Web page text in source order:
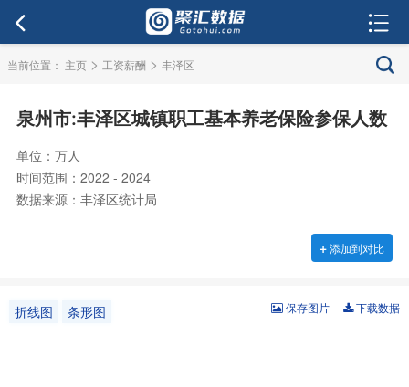
当前位置： 主页 > 工资薪酬 > 丰泽区
泉州市:丰泽区城镇职工基本养老保险参保人数
单位：万人
时间范围：2022 - 2024
数据来源：丰泽区统计局
+添加到对比
折线图 条形图 下载数据
保存图片